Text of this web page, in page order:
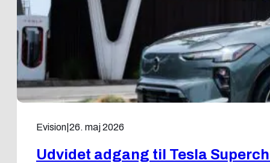
Evision 26. maj 2026
Udvidet adgang til Tesla